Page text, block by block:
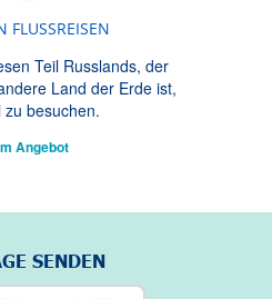
FLUSSREISEN
Teil Russlands, der
Land der Erde ist,
zu besuchen.
Angebot
SENDEN